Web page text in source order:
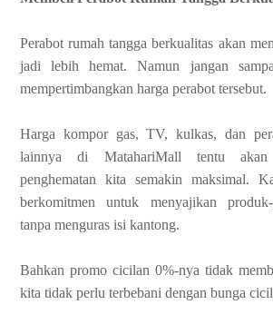
Perabot rumah tangga berkualitas akan
jadi lebih hemat. Namun jangan
mempertimbangkan harga perabot tersebut.
Harga kompor gas, TV, kulkas, dan
lainnya di MatahariMall tentu akan
penghematan kita semakin maksimal.
berkomitmen untuk menyajikan
tanpa menguras isi kantong.
Bahkan promo cicilan 0%-nya tidak
kita tidak perlu terbebani dengan bunga